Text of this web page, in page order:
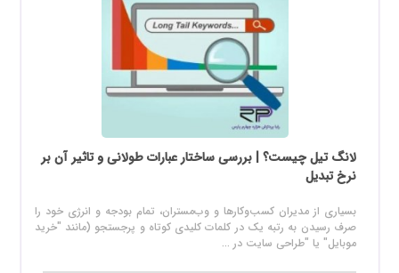
لانگ تیل چیست؟ | بررسی ساختار عبارات طولانی و تاثیر آن بر
نرخ تبدیل
بسیاری از مدیران کسب‌وکارها و وب‌مستران، تمام بودجه و انرژی خود را
صرف رسیدن به رتبه یک در کلمات کلیدی کوتاه و پرجستجو (مانند "خرید
موبایل" یا "طراحی سایت در ...